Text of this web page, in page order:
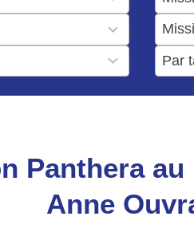
result
result
results
Panthera
Anne